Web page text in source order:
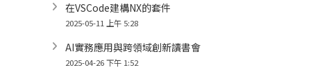
在VSCode建構NX的套件
2025-05-11 上午 5:28
AI實務應用與跨領域創新讀書會
2025-04-26 下午 1:52